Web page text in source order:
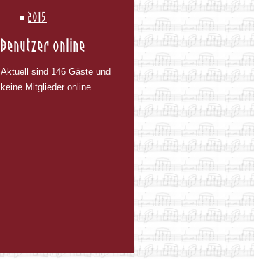
2015
Benutzer online
Aktuell sind 146 Gäste und
keine Mitglieder online